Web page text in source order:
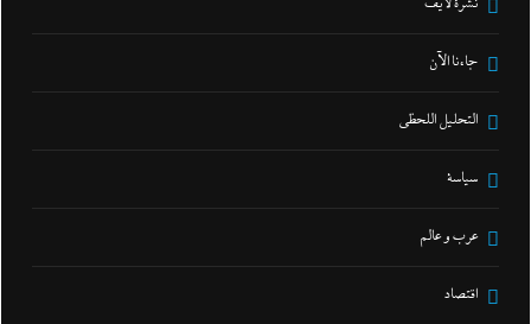
نشرة لايف
جاءنا الآن
التحليل اللحظي
سياسة
عرب و عالم
اقتصاد